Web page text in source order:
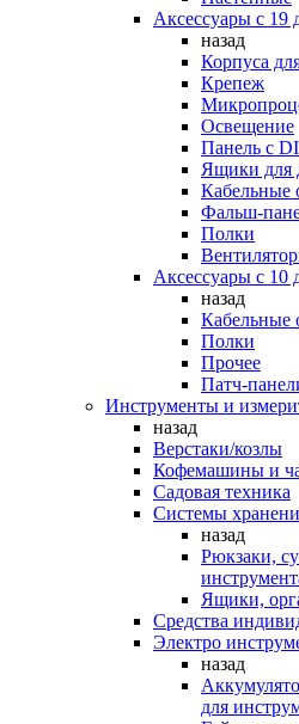
Аксессуары с
назад
Корпуса
Крепеж
Освещение
Панель с
Ящики для
Кабельные
Фальш-
Полки
Аксессуары с
назад
Кабельные
Полки
Прочее
Патч-
Инструменты и
назад
Верстаки/козлы
Кофемашины и
Садовая техника
Системы
назад
Рюкзаки,
Ящики,
Средства
Электро
назад
для